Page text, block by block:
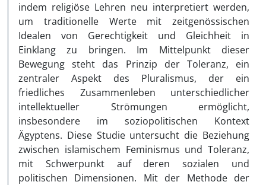
indem religiöse Lehren neu interpretiert werden,
um traditionelle Werte mit zeitgenössischen
Idealen von Gerechtigkeit und Gleichheit in
Einklang zu bringen. Im Mittelpunkt dieser
Bewegung steht das Prinzip der Toleranz, ein
zentraler Aspekt des Pluralismus, der ein
friedliches Zusammenleben unterschiedlicher
intellektueller Strömungen ermöglicht,
insbesondere im soziopolitischen Kontext
Ägyptens. Diese Studie untersucht die Beziehung
zwischen islamischem Feminismus und Toleranz,
mit Schwerpunkt auf deren sozialen und
politischen Dimensionen. Mit der Methode der